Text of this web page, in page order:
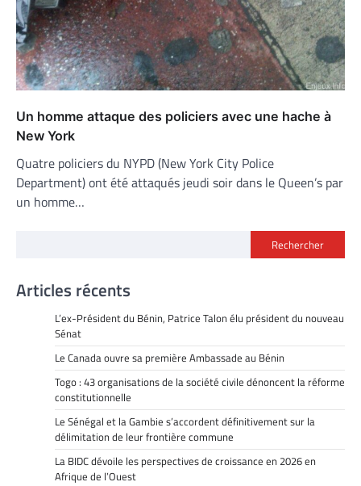
Un homme attaque des policiers avec une hache à
New York
Quatre policiers du NYPD (New York City Police
Department) ont été attaqués jeudi soir dans le Queen’s par
un homme…
Rechercher
Articles récents
L’ex-Président du Bénin, Patrice Talon élu président du nouveau
Sénat
Le Canada ouvre sa première Ambassade au Bénin
Togo : 43 organisations de la société civile dénoncent la réforme
constitutionnelle
Le Sénégal et la Gambie s’accordent définitivement sur la
délimitation de leur frontière commune
La BIDC dévoile les perspectives de croissance en 2026 en
Afrique de l’Ouest